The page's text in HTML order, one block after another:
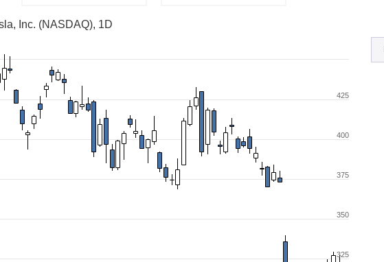
Inc. (NASDAQ), 1D
325
350
375
400
425